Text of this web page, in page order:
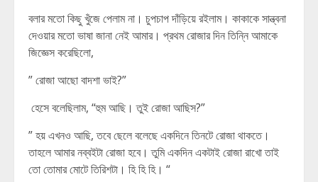
বলার মতো কিছু খুঁজে পেলাম না। চুপচাপ দাঁড়িয়ে রইলাম। কাকাকে সান্ত্বনা
দেওয়ার মতো ভাষা জানা নেই আমার। প্রথম রোজার দিন তিন্নি আমাকে
জিজ্ঞেস করেছিলো,
” রোজা আছো বাদশা ভাই?”
হেসে বলেছিলাম, “হুম আছি। তুই রোজা আছিস?”
” হয় এখনও আছি, তবে ছেলে বলেছে একদিনে তিনটে রোজা থাকতে।
তাহলে আমার নব্বইটা রোজা হবে। তুমি একদিন একটাই রোজা রাখো তাই
তো তোমার মোটে তিরিশটা। হি হি হি। “